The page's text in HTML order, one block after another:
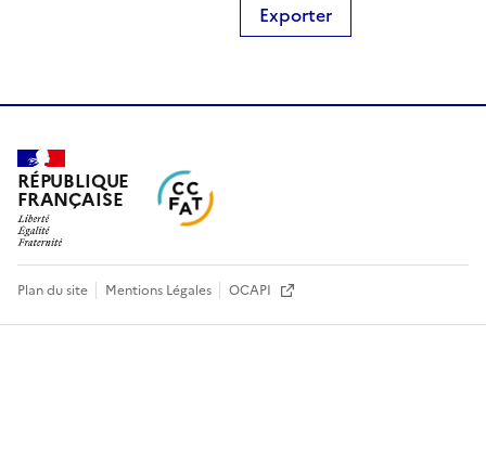
Exporter
RÉPUBLIQUE
FRANÇAISE
Plan du site Mentions Légales OCAPI